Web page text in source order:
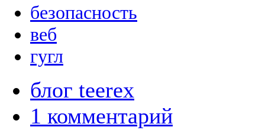
безопасность
веб
гугл
блог teerex
1 комментарий